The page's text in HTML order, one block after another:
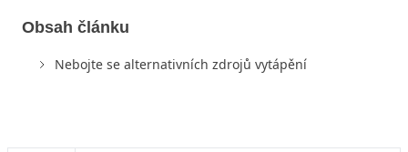
Obsah článku
Nebojte se alternativních zdrojů vytápění